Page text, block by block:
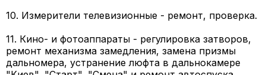
10. Измерители телевизионные - ремонт, проверка.
11. Кино- и фотоаппараты - регулировка затворов,
ремонт механизма замедления, замена призмы
дальномера, устранение люфта в дальнокамере